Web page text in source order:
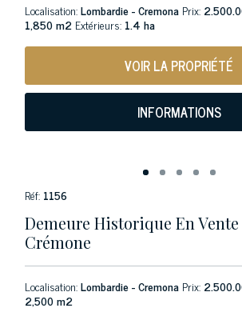
Localisation:Lombardie - Cremona Prix:
1,850 m2 Extérieurs: 1.4 ha
VOIR LA PROPRIÉTÉ
INFORMATIONS
Réf: 1156
Demeure Historique En
Crémone
Localisation:Lombardie - Cremona Prix:
2,500 m2